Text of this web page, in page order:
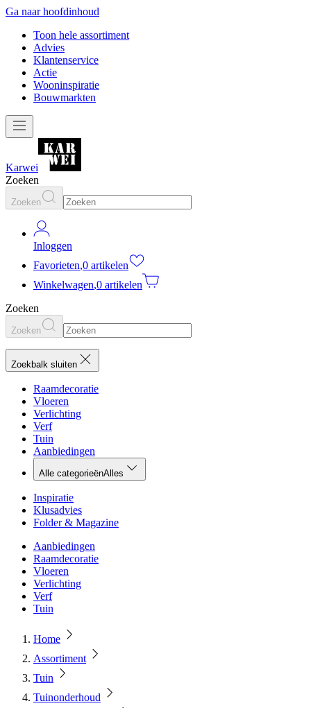
Ga naar hoofdinhoud
Toon hele assortiment
Advies
Klantenservice
Actie
Wooninspiratie
Bouwmarkten
Karwei
Zoeken
Zoeken
Inloggen
Favorieten,0 artikelen
Winkelwagen,0 artikelen
Zoeken
Zoeken
Zoekbalk sluiten
Raamdecoratie
Vloeren
Verlichting
Verf
Tuin
Aanbiedingen
Alle categorieënAlles
Inspiratie
Klusadvies
Folder & Magazine
Aanbiedingen
Raamdecoratie
Vloeren
Verlichting
Verf
Tuin
Home
Assortiment
Tuin
Tuinonderhoud